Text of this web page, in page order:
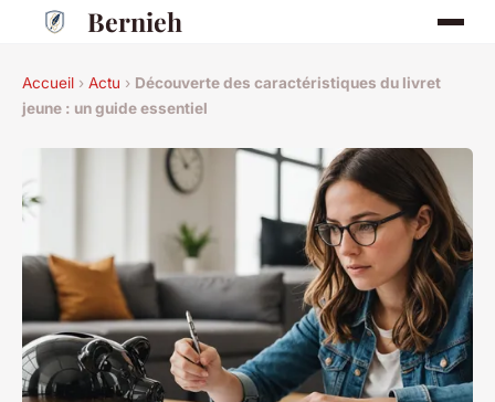
Bernieh
Accueil › Actu › Découverte des caractéristiques du livret
jeune : un guide essentiel